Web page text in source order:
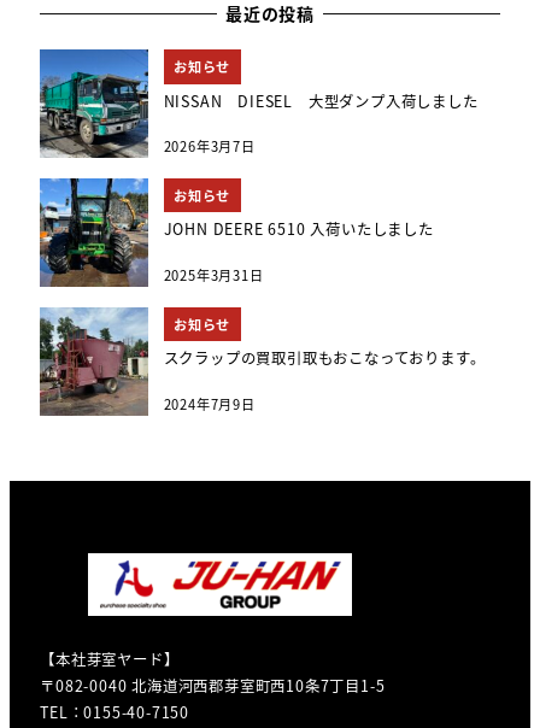
最近の投稿
お知らせ
NISSAN DIESEL 大型ダンプ入荷しました
2026年3月7日
お知らせ
JOHN DEERE 6510 入荷いたしました
2025年3月31日
お知らせ
スクラップの買取引取もおこなっております。
2024年7月9日
【本社芽室ヤード】
〒082-0040 北海道河西郡芽室町西10条7丁目1-5
TEL：0155-40-7150